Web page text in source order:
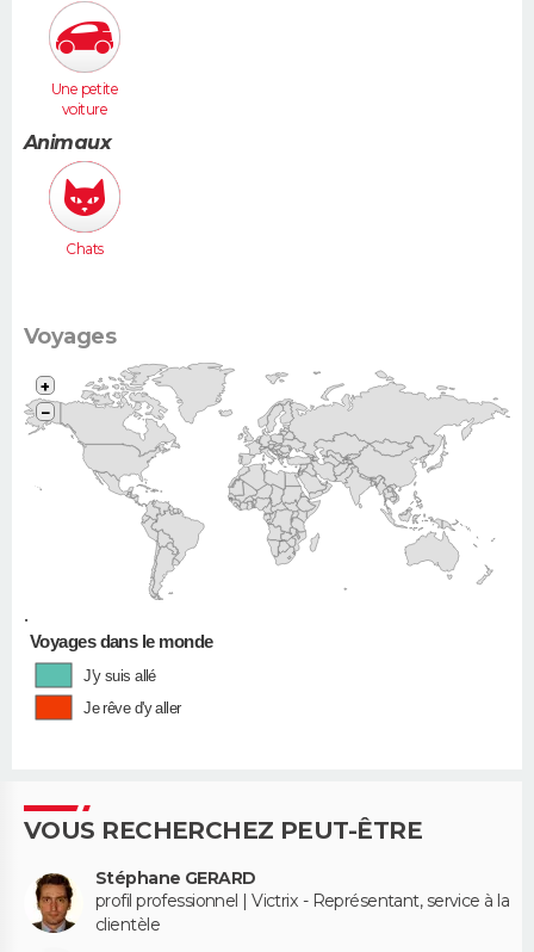
Une petite
voiture
Clio, 206...)
Animaux
Chats
Voyages
•
+
−
Voyages dans le monde
J'y suis allé
Je rêve d'y aller
VOUS RECHERCHEZ PEUT-ÊTRE
Stéphane GERARD
profil professionnel | Victrix - Représentant, service à la
clientèle